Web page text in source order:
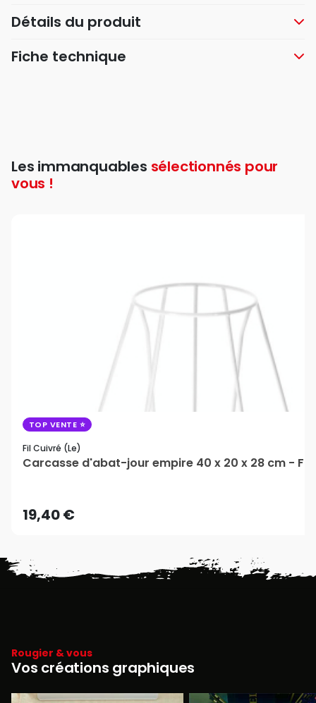
Détails du produit
Fiche technique
Les immanquables sélectionnés pour
vous !
TOP VENTE
Fil Cuivré (le)
Carcasse d'abat-jour empire 40 x 20 x 28 cm - Fil
19,40 €
Rougier & vous
Vos créations graphiques